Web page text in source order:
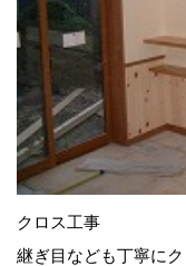
クロス工事
継ぎ目なども丁寧に